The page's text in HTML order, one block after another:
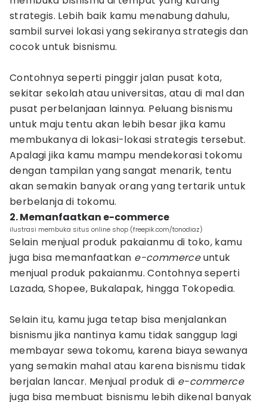
strategis. Lebih baik kamu menabung dahulu,
sambil survei lokasi yang sekiranya strategis dan
cocok untuk bisnismu.
Contohnya seperti pinggir jalan pusat kota,
sekitar sekolah atau universitas, atau di mal dan
pusat perbelanjaan lainnya. Peluang bisnismu
untuk maju tentu akan lebih besar jika kamu
membukanya di lokasi-lokasi strategis tersebut.
Apalagi jika kamu mampu mendekorasi tokomu
dengan tampilan yang sangat menarik, tentu
akan semakin banyak orang yang tertarik untuk
berbelanja di tokomu.
2. Memanfaatkan e-commerce
ilustrasi membuka situs online shop (freepik.com/tonodiaz)
Selain menjual produk pakaianmu di toko, kamu
juga bisa memanfaatkan e-commerceuntuk
menjual produk pakaianmu. Contohnya seperti
Lazada, Shopee, Bukalapak, hingga Tokopedia.
Selain itu, kamu juga tetap bisa menjalankan
bisnismu jika nantinya kamu tidak sanggup lagi
membayar sewa tokomu, karena biaya sewanya
yang semakin mahal atau karena bisnismu tidak
berjalan lancar. Menjual produk di e-commerce
juga bisa membuat bisnismu lebih dikenal banyak